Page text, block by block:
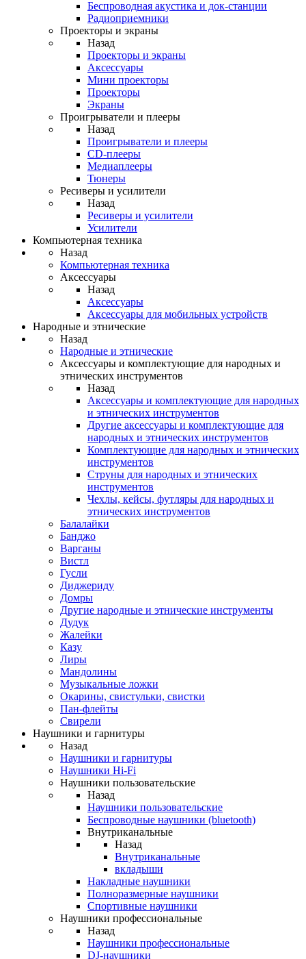
Беспроводная акустика и док-станции
Радиоприемники
Проекторы и экраны
Назад
Проекторы и экраны
Аксессуары
Мини проекторы
Проекторы
Экраны
Проигрыватели и плееры
Назад
Проигрыватели и плееры
CD-плееры
Медиаплееры
Тюнеры
Ресиверы и усилители
Назад
Ресиверы и усилители
Усилители
Компьютерная техника
Назад
Компьютерная техника
Аксессуары
Назад
Аксессуары
Аксессуары для мобильных устройств
Народные и этнические
Назад
Народные и этнические
Аксессуары и комплектующие для народных и
этнических инструментов
Назад
Аксессуары и комплектующие для народных
и этнических инструментов
Другие аксессуары и комплектующие для
народных и этнических инструментов
Комплектующие для народных и этнических
инструментов
Струны для народных и этнических
инструментов
Чехлы, кейсы, футляры для народных и
этнических инструментов
Балалайки
Банджо
Варганы
Вистл
Гусли
Диджериду
Домры
Другие народные и этнические инструменты
Дудук
Жалейки
Казу
Лиры
Мандолины
Музыкальные ложки
Окарины, свистульки, свистки
Пан-флейты
Свирели
Наушники и гарнитуры
Назад
Наушники и гарнитуры
Наушники Hi-Fi
Наушники пользовательские
Назад
Наушники пользовательские
Беспроводные наушники (bluetooth)
Внутриканальные
Назад
Внутриканальные
вкладыши
Накладные наушники
Полноразмерные наушники
Спортивные наушники
Наушники профессиональные
Назад
Наушники профессиональные
DJ-наушники